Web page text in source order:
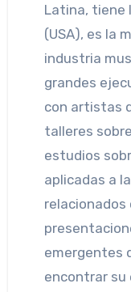
Latina, tiene
(USA), es la
industria
grandes
con artistas
talleres
estudios
aplicadas a
relacionados
emergentes
encontrar su